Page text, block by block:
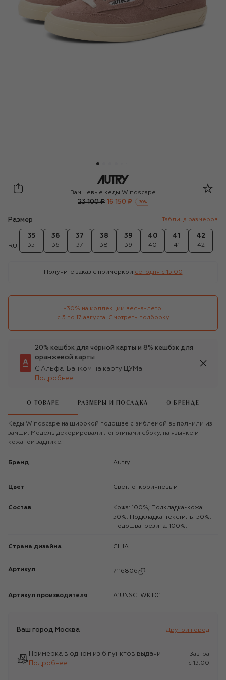
Autry
Замшевые кеды Windscape
23 100 ₽ 16 150 ₽ -30%
Размер Таблица размеров
RU
35
35
36
36
37
37
38
38
39
39
40
40
41
41
42
42
Получите заказ с примеркой сегодня c 15:00
-30% на коллекции весна-лето
с 3 по 17 августа! Смотреть подборку
20% кешбэк для чёрной карты и 8% кешбэк для
оранжевой карты
С Альфа-Банком на карту ЦУМа
Подробнее
О ТОВАРЕ РАЗМЕРЫ И ПОСАДКА О БРЕНДЕ
Кеды Windscape на широкой подошве с эмблемой выполнили из
замши. Модель декорировали логотипами сбоку, на язычке и
кожаном заднике.
Бренд Autry
Цвет Светло-коричневый
Состав
Кожа: 100%; Подкладка-кожа:
50%; Подкладка-текстиль: 50%;
Подошва-резина: 100%;
Страна дизайна США
Артикул 7116806
Артикул производителя A1UNSCLWKT01
Ваш город Москва Другой город
Примерка в одном из 6 пунктов выдачи
Подробнее
Завтра
c 13:00